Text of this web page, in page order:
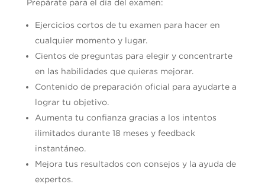
Prepárate para el día del examen:
Ejercicios cortos de tu examen para hacer en
cualquier momento y lugar.
Cientos de preguntas para elegir y concentrarte
en las habilidades que quieras mejorar.
Contenido de preparación oficial para ayudarte a
lograr tu objetivo.
Aumenta tu confianza gracias a los intentos
ilimitados durante 18 meses y feedback
instantáneo.
Mejora tus resultados con consejos y la ayuda de
expertos.